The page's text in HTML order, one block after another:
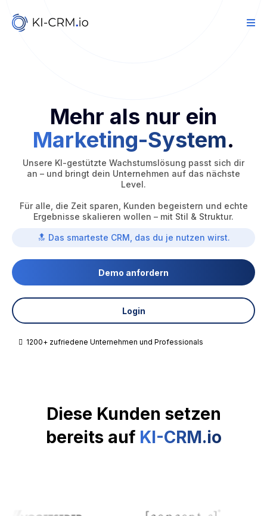
Mehr als nur ein
Marketing-System.
Unsere KI-gestützte Wachstumslösung passt sich dir
an – und bringt dein Unternehmen auf das nächste
Level.
Für alle, die Zeit sparen, Kunden begeistern und echte
Ergebnisse skalieren wollen – mit Stil & Struktur.
🔝 Das smarteste CRM, das du je nutzen wirst.
Demo anfordern
Login
1200+ zufriedene Unternehmen und Professionals
Diese Kunden setzen
bereits auf KI-CRM.io